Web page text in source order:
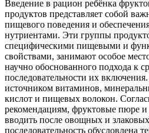
Введение в рацион ребёнка
продуктов представляет собой
пищевого поведения и
нутриентами. Эти группы
специфическими пищевыми и
свойствами, занимают особое
научно обоснованного подхода к
последовательности их
источником витаминов,
кислот и пищевых волокон.
рекомендациям, фруктовые пюре и
вводить после овощных и
последовательность обусловлена